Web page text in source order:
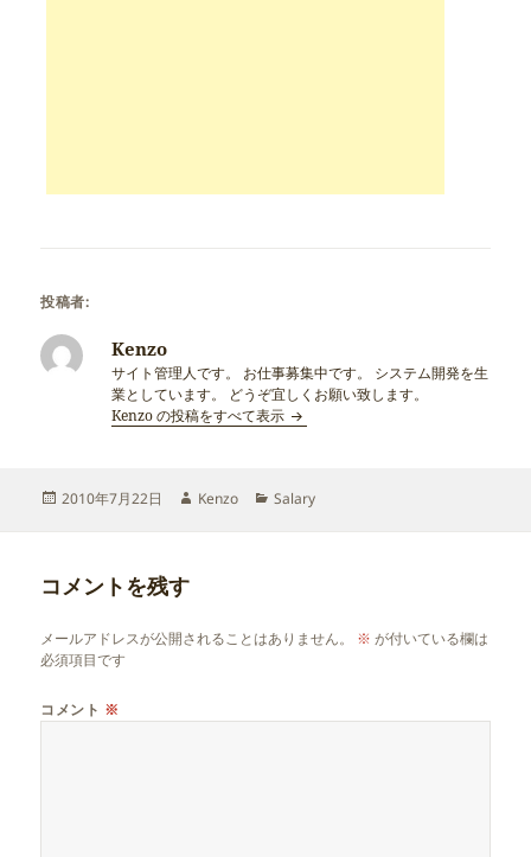
投稿者:
Kenzo
サイト管理人です。 お仕事募集中です。 システム開発を生
業としています。 どうぞ宜しくお願い致します。
Kenzo の投稿をすべて表示
投
2010年7月22日
作
Kenzo
カ
Salary
コメントを残す
メールアドレスが公開されることはありません。 ※ が付いている欄は
必須項目です
コメント ※